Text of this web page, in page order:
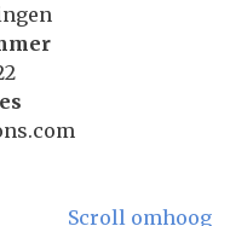
Scroll omhoog